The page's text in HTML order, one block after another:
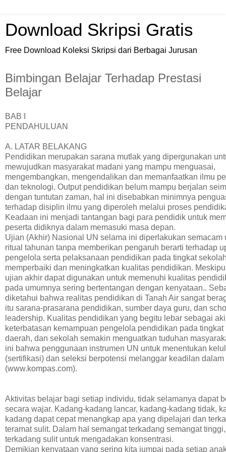
Download Skripsi Gratis
Free Download Koleksi Skripsi dari Berbagai Jurusan
Bimbingan Belajar Terhadap Prestasi
Belajar
BAB I
PENDAHULUAN
A. LATAR BELAKANG
Pendidikan merupakan sarana mutlak yang dipergunakan
mewujudkan masyarakat madani yang mampu menguasai,
mengembangkan, mengendalikan dan memanfaatkan ilmu
dan teknologi. Output pendidikan belum mampu berjalan
dengan tuntutan zaman, hal ini disebabkan minimnya
terhadap disiplin ilmu yang diperoleh melalui proses
Keadaan ini menjadi tantangan bagi para pendidik untuk
peserta didiknya dalam memasuki masa depan.
Ujian (Akhir) Nasional UN selama ini diperlakukan semacam
ritual tahunan tanpa memberikan pengaruh berarti terhadap
pengelola serta pelaksanaan pendidikan pada tingkat
memperbaiki dan meningkatkan kualitas pendidikan.
ujian akhir dapat digunakan untuk memenuhi kualitas
pada umumnya sering bertentangan dengan kenyataan..
diketahui bahwa realitas pendidikan di Tanah Air sangat
itu sarana-prasarana pendidikan, sumber daya guru, dan
leadership. Kualitas pendidikan yang begitu lebar sebagai
keterbatasan kemampuan pengelola pendidikan pada tingkat
daerah, dan sekolah semakin menguatkan tuduhan
ini bahwa penggunaan instrumen UN untuk menentukan
(sertifikasi) dan seleksi berpotensi melanggar keadilan dalam
(www.kompas.com).
Aktivitas belajar bagi setiap individu, tidak selamanya dapat
secara wajar. Kadang-kadang lancar, kadang-kadang tidak,
kadang dapat cepat menangkap apa yang dipelajari dan
teramat sulit. Dalam hal semangat terkadang semangat
terkadang sulit untuk mengadakan konsentrasi.
Demikian kenyataan yang sering kita jumpai pada setiap